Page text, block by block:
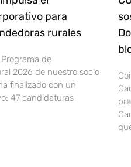
para
rurales
de
2026 de nuestro socio
finalizado con un
47 candidaturas